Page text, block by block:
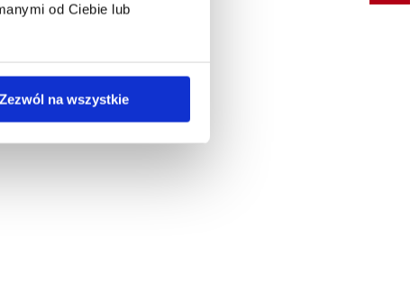
od Ciebie lub
Zezwól na wszystkie